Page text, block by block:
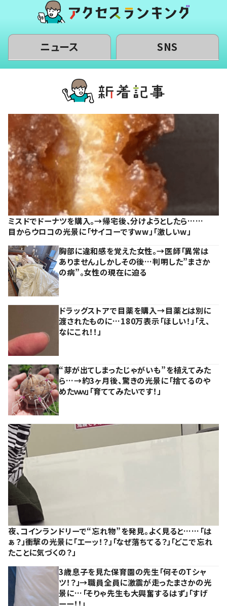
ニュース SNS
ミスドでドーナツを購入。→帰宅後、分けようとしたら……
目からウロコの光景に「サイコーですww」「激しいw」
胸部に違和感を覚えた女性。→医師「異常は
ありません」しかしその後…判明した”まさか
の病”。女性の現在に迫る
ドラッグストアで目薬を購入→目薬とは別に
渡されたものに…180万表示「ほしい！」「え、
なにこれ！！」
“芽が出てしまったじゃがいも”を植えてみた
ら…→約3ヶ月後、驚きの光景に「捨てるのや
めたｗｗ」「育ててみたいです！」
夜、コインランドリーで“忘れ物”を発見。よく見ると……「は
ぁ？」衝撃の光景に「エーッ！？」「なぜ落ちてる？」「どこで忘れ
たことに気づくの？」
3歳息子を見た保育園の先生「何そのTシャ
ツ！？」→職員全員に激震が走ったまさかの光
景に…「そりゃ先生も大興奮するはず」「すげ
ーー！！」